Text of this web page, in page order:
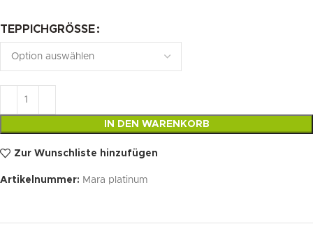
TEPPICHGRÖSSE
IN DEN WARENKORB
Zur Wunschliste hinzufügen
Artikelnummer: Mara platinum